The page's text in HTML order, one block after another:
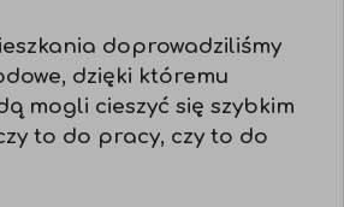
doprowadziliśmy
dzięki któremu
mogli cieszyć się szybkim
to do pracy, czy to do